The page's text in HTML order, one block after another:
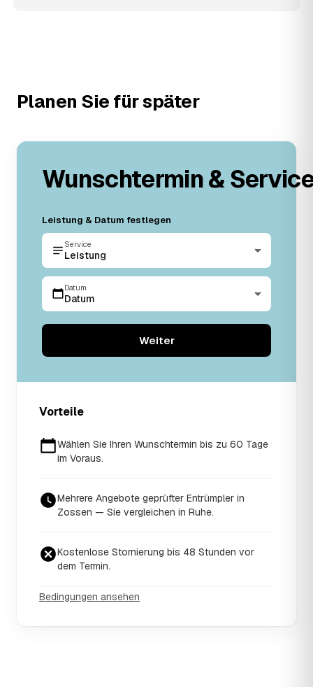
Planen Sie für später
Wunschtermin &
Leistung & Datum festlegen
Service
Leistung
Datum
Datum
Weiter
Vorteile
Wählen Sie Ihren Wunschtermin bis zu 60 Tage
im Voraus.
Mehrere Angebote geprüfter Entrümpler in
Zossen — Sie vergleichen in Ruhe.
Kostenlose Stornierung bis 48 Stunden vor
dem Termin.
Bedingungen ansehen